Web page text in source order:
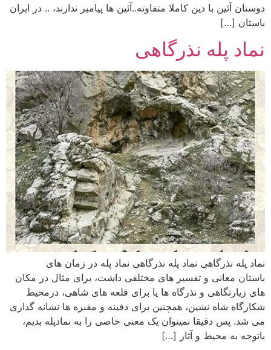
دوستان آئین با دین کاملا متفاوته..آئین ها پیامبر ندارند، .. در ایران
باستان […]
نماد پله نذرگاهی
نماد پله نذرگاهی نماد پله نذرگاهی نماد پله در زمان های
باستان معانی و تفسیر های مختلفی داشت، برای مثال در مکان
های زیارتگاهی و نذرگاه ها یا برای قلعه های شاهی، درمحیط
شکارگاه شاه نشین، همچنین برای دفینه و مقبره ها نشانه گذاری
می شد. پس دقیقا نمیتوان یک معنی خاصی را به نمادپله بدیم،
باتوجه به محیط و آثار […]